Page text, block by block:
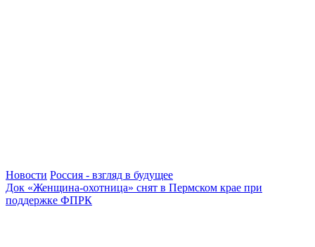
Новости Россия - взгляд в будущее
Док «Женщина-охотница» снят в Пермском крае при
поддержке ФПРК